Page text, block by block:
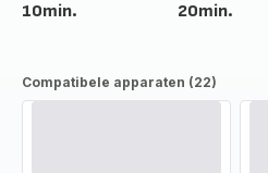
10min. 20min.
Compatibele apparaten (22)